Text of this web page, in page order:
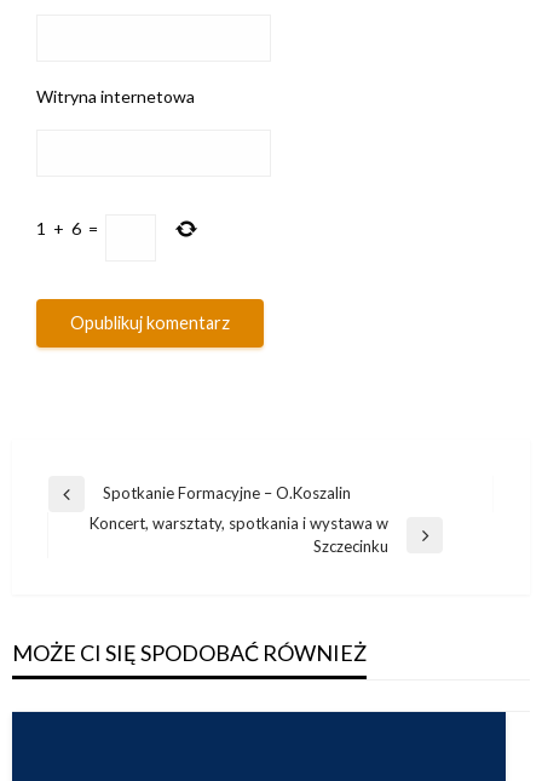
Witryna internetowa
1 + 6 =
Nawigacja
wpisu
PoprzedniSpotkanie Formacyjne – O.Koszalin
Koncert, warsztaty, spotkania i wystawa w
Szczecinku
MOŻE CI SIĘ SPODOBAĆ RÓWNIEŻ